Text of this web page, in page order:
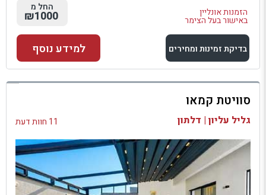
הזמנות אונליין
באישור בעל הצימר
החל מ
₪1000
בדיקת זמינות ומחירים
למתחם זה
בדיקת זמינות ומחירים
למידע נוסף
סוויטת קמאו
גליל עליון | דלתון 11 חוות דעת